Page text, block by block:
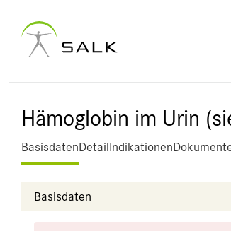
Hämoglobin im Urin
BasisdatenDetailIndikationen
Basisdaten